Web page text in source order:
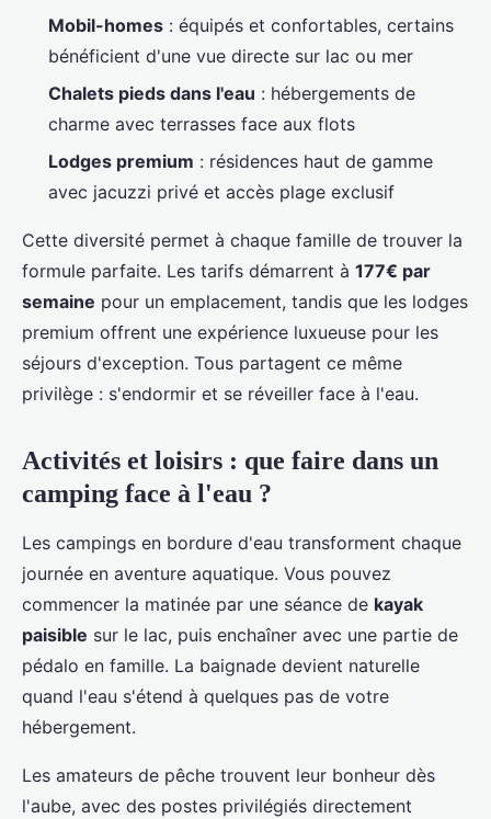
Mobil-homes : équipés et confortables, certains
bénéficient d'une vue directe sur lac ou mer
Chalets pieds dans l'eau : hébergements de
charme avec terrasses face aux flots
Lodges premium : résidences haut de gamme
avec jacuzzi privé et accès plage exclusif
Cette diversité permet à chaque famille de trouver la
formule parfaite. Les tarifs démarrent à 177€ par
semaine pour un emplacement, tandis que les lodges
premium offrent une expérience luxueuse pour les
séjours d'exception. Tous partagent ce même
privilège : s'endormir et se réveiller face à l'eau.
Activités et loisirs : que faire dans un
camping face à l'eau ?
Les campings en bordure d'eau transforment chaque
journée en aventure aquatique. Vous pouvez
commencer la matinée par une séance de kayak
paisible sur le lac, puis enchaîner avec une partie de
pédalo en famille. La baignade devient naturelle
quand l'eau s'étend à quelques pas de votre
hébergement.
Les amateurs de pêche trouvent leur bonheur dès
l'aube, avec des postes privilégiés directement